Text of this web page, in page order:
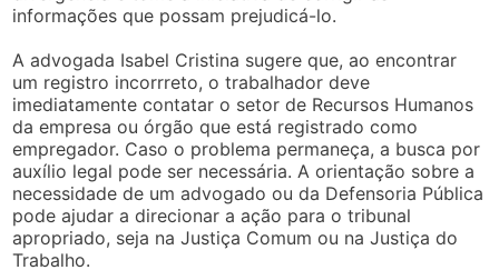
informações que possam prejudicá-lo.
A advogada Isabel Cristina sugere que, ao encontrar
um registro incorrreto, o trabalhador deve
imediatamente contatar o setor de Recursos Humanos
da empresa ou órgão que está registrado como
empregador. Caso o problema permaneça, a busca por
auxílio legal pode ser necessária. A orientação sobre a
necessidade de um advogado ou da Defensoria Pública
pode ajudar a direcionar a ação para o tribunal
apropriado, seja na Justiça Comum ou na Justiça do
Trabalho.